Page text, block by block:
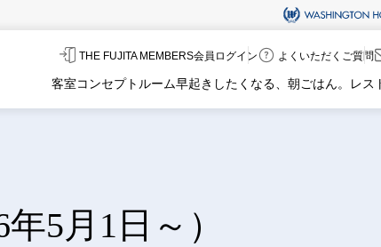
THE FUJITA MEMBERS会員ログイン よくいただくご質問
客室コンセプトルーム早起きしたくなる、朝ごはん。 レス
5月1日～）